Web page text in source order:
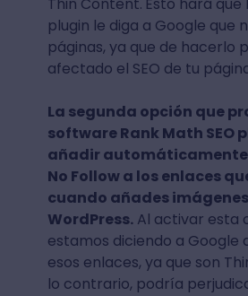
plugin le diga a Google que
páginas, ya que de hacerlo
afectado el SEO de tu
La segunda opción que
software Rank Math SEO
añadir
No Follow a los enlaces
cuando añades
WordPress.Al activar esta
estamos diciendo a Google
esos enlaces, ya que son
lo contrario, podría